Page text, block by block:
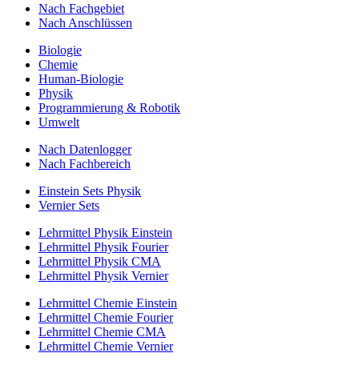
Nach Fachgebiet
Nach Anschlüssen
Biologie
Chemie
Human-Biologie
Physik
Programmierung & Robotik
Umwelt
Nach Datenlogger
Nach Fachbereich
Einstein Sets Physik
Vernier Sets
Lehrmittel Physik Einstein
Lehrmittel Physik Fourier
Lehrmittel Physik CMA
Lehrmittel Physik Vernier
Lehrmittel Chemie Einstein
Lehrmittel Chemie Fourier
Lehrmittel Chemie CMA
Lehrmittel Chemie Vernier